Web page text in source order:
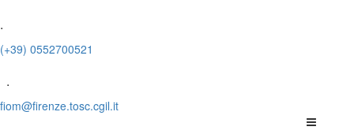
.
(+39) 0552700521
.
fiom@firenze.tosc.cgil.it